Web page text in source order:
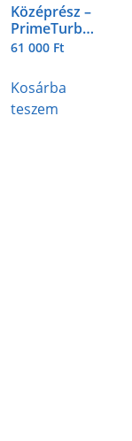
Középrész –
PrimeTurbo
– 419-2-5
61 000 Ft
Kosárba
teszem